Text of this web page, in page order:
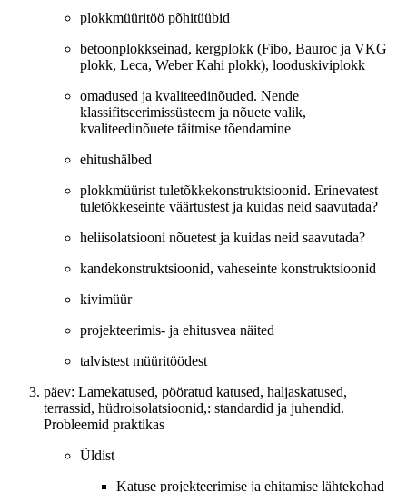
plokkmüüritöö põhitüübid
betoonplokkseinad, kergplokk (Fibo, Bauroc ja VKG
plokk, Leca, Weber Kahi plokk), looduskiviplokk
omadused ja kvaliteedinõuded. Nende
klassifitseerimissüsteem ja nõuete valik,
kvaliteedinõuete täitmise tõendamine
ehitushälbed
plokkmüürist tuletõkkekonstruktsioonid. Erinevatest
tuletõkkeseinte väärtustest ja kuidas neid saavutada?
heliisolatsiooni nõuetest ja kuidas neid saavutada?
kandekonstruktsioonid, vaheseinte konstruktsioonid
kivimüür
projekteerimis- ja ehitusvea näited
talvistest müüritöödest
päev: Lamekatused, pööratud katused, haljaskatused,
terrassid, hüdroisolatsioonid,: standardid ja juhendid.
Probleemid praktikas
Üldist
Katuse projekteerimise ja ehitamise lähtekohad